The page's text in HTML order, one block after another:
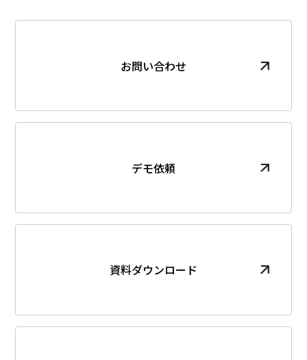
お問い合わせ
デモ依頼
資料ダウンロード